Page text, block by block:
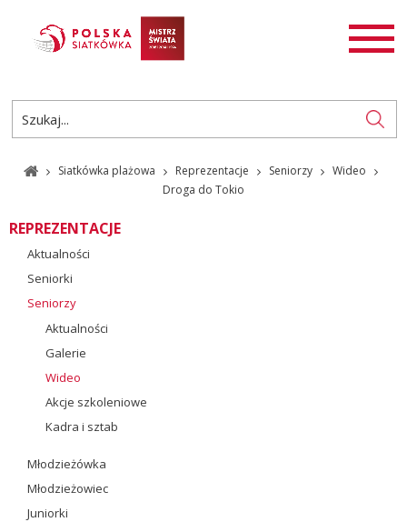
AKTUALNOŚCI
ROZGRYWKI
PL EN
Siatkówka plażowa Reprezentacje Seniorzy
Wideo
Droga do Tokio
REPREZENTACJE
Aktualności
Seniorki
Seniorzy
Aktualności
Galerie
Wideo
Akcje szkoleniowe
Kadra i sztab
Młodzieżówka
Młodzieżowiec
Juniorki